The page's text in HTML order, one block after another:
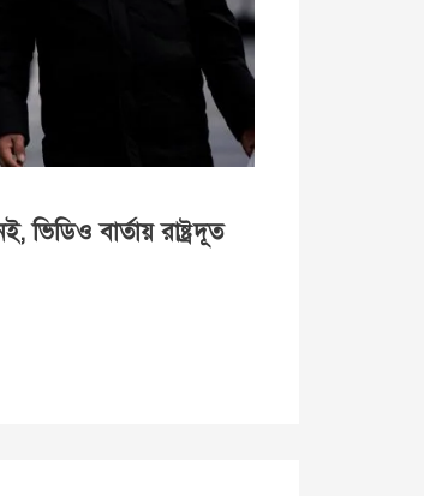
ভিডিও বার্তায় রাষ্ট্রদূত